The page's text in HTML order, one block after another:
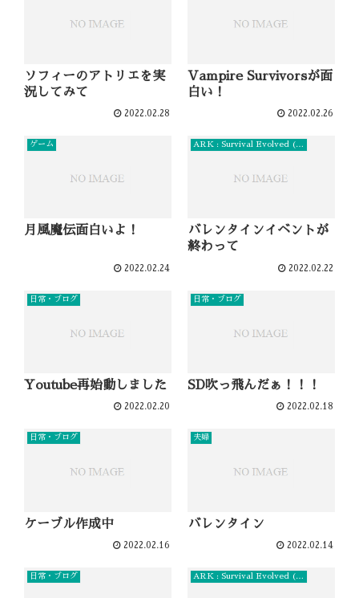
ソフィーのアトリエを実
況してみて
2022.02.28
Vampire Survivorsが面
白い！
2022.02.26
ゲーム
月風魔伝面白いよ！
2022.02.24
ARK : Survival Evolved (PC)
バレンタインイベントが
終わって
2022.02.22
日常・ブログ
Youtube再始動しました
2022.02.20
日常・ブログ
SD吹っ飛んだぁ！！！
2022.02.18
日常・ブログ
ケーブル作成中
2022.02.16
夫婦
バレンタイン
2022.02.14
日常・ブログ ARK : Survival Evolved (PC)